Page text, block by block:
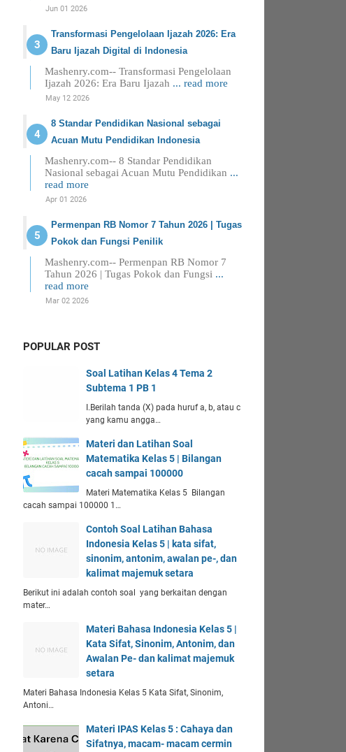
Jun 01 2026
Transformasi Pengelolaan Ijazah 2026: Era
Baru Ijazah Digital di Indonesia
Mashenry.com-- Transformasi Pengelolaan
Ijazah 2026: Era Baru Ijazah ... read more
May 12 2026
8 Standar Pendidikan Nasional sebagai
Acuan Mutu Pendidikan Indonesia
Mashenry.com-- 8 Standar Pendidikan
Nasional sebagai Acuan Mutu Pendidikan ...
read more
Apr 01 2026
Permenpan RB Nomor 7 Tahun 2026 | Tugas
Pokok dan Fungsi Penilik
Mashenry.com-- Permenpan RB Nomor 7
Tahun 2026 | Tugas Pokok dan Fungsi ...
read more
Mar 02 2026
POPULAR POST
Soal Latihan Kelas 4 Tema 2
Subtema 1 PB 1
I.Berilah tanda (X) pada huruf a, b, atau c
yang kamu angga…
Materi dan Latihan Soal
Matematika Kelas 5 | Bilangan
cacah sampai 100000
Materi Matematika Kelas 5 Bilangan
cacah sampai 100000 1…
Contoh Soal Latihan Bahasa
Indonesia Kelas 5 | kata sifat,
sinonim, antonim, awalan pe-, dan
kalimat majemuk setara
Berikut ini adalah contoh soal yang berkaitan dengan
mater…
Materi Bahasa Indonesia Kelas 5 |
Kata Sifat, Sinonim, Antonim, dan
Awalan Pe- dan kalimat majemuk
setara
Materi Bahasa Indonesia Kelas 5 Kata Sifat, Sinonim,
Antoni…
Materi IPAS Kelas 5 : Cahaya dan
Sifatnya, macam- macam cermin